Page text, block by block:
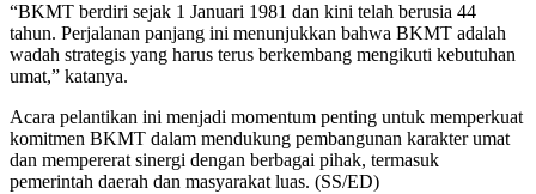
“BKMT berdiri sejak 1 Januari 1981 dan kini telah berusia 44
tahun. Perjalanan panjang ini menunjukkan bahwa BKMT adalah
wadah strategis yang harus terus berkembang mengikuti kebutuhan
umat,” katanya.
Acara pelantikan ini menjadi momentum penting untuk memperkuat
komitmen BKMT dalam mendukung pembangunan karakter umat
dan mempererat sinergi dengan berbagai pihak, termasuk
pemerintah daerah dan masyarakat luas. (SS/ED)